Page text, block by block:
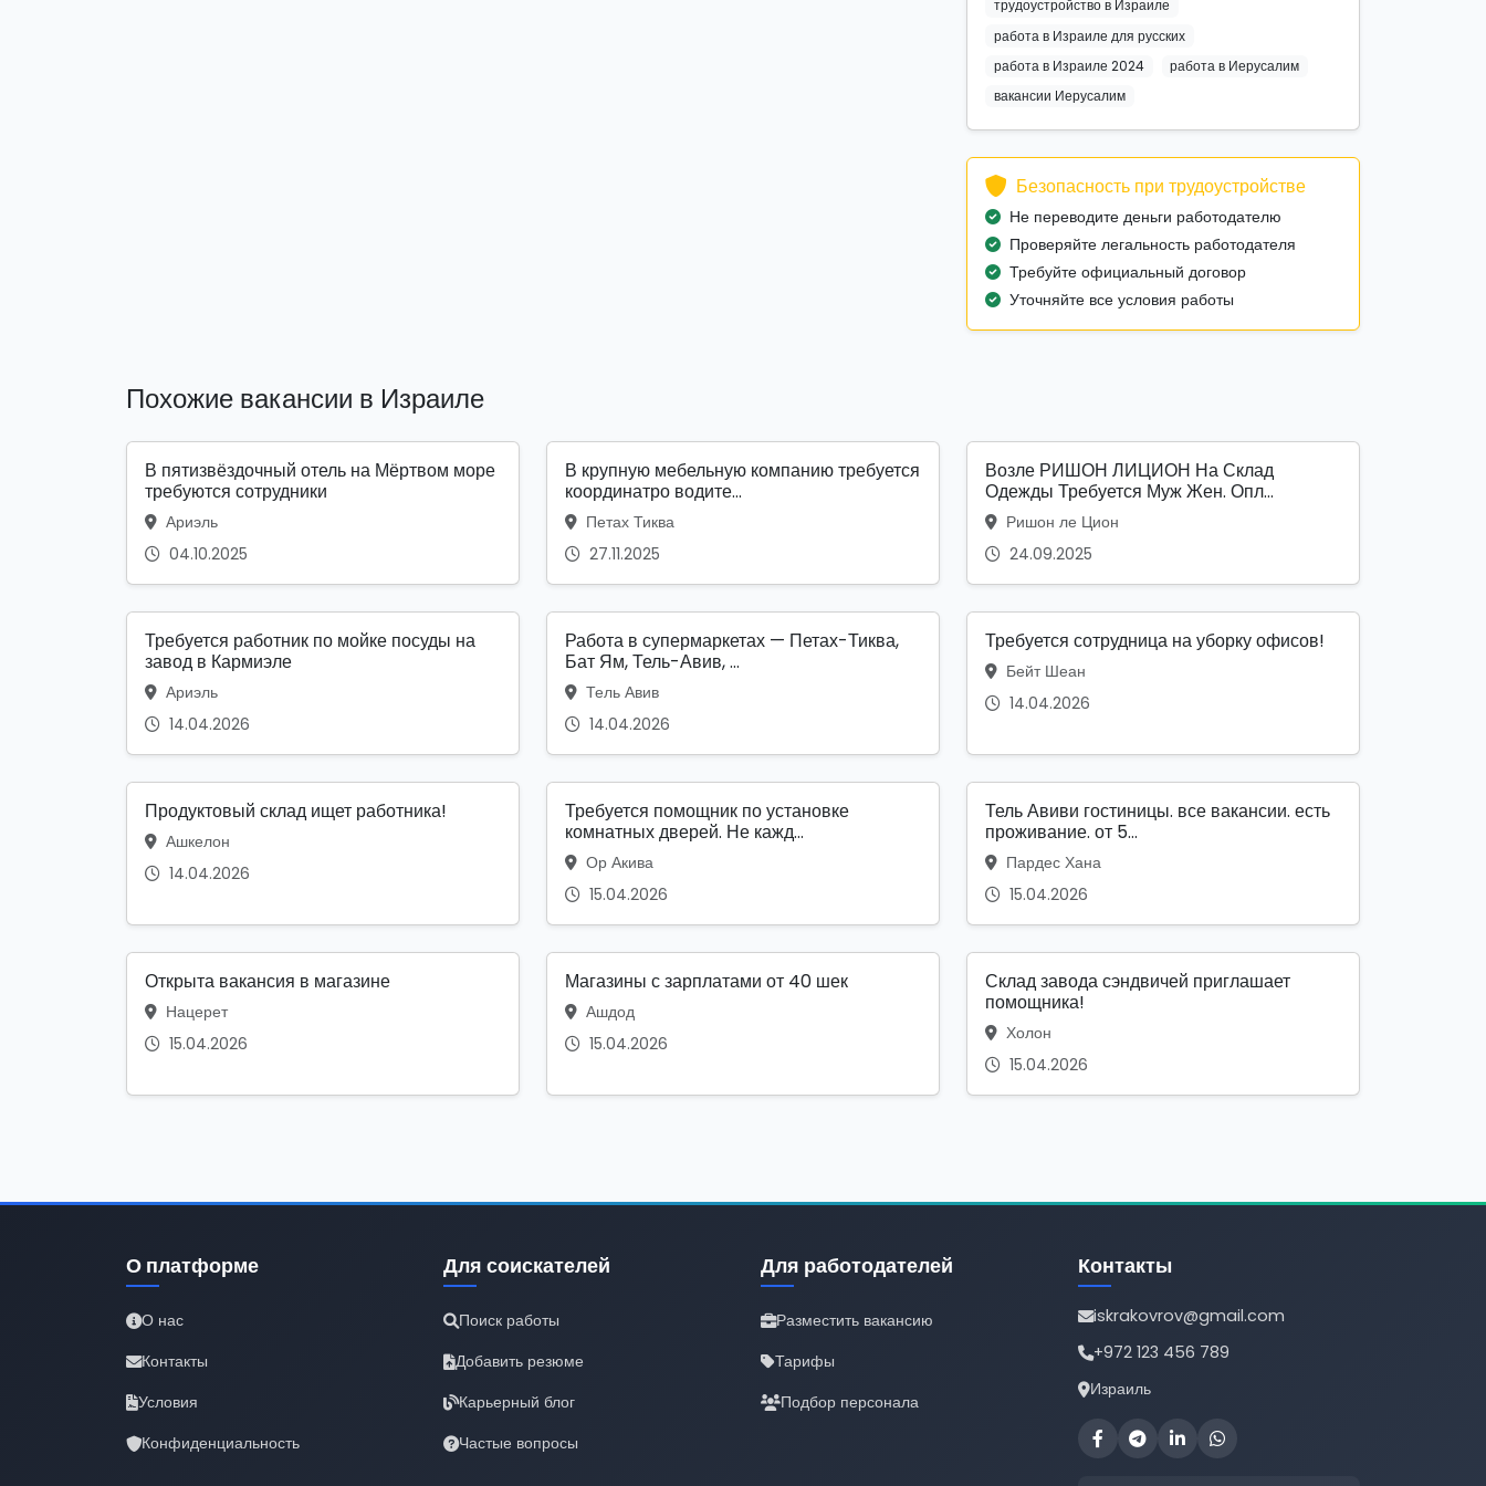
трудоустройство в Израиле
работа в Израиле для русских
работа в Израиле 2024
работа в Иерусалим
вакансии Иерусалим
Безопасность при трудоустройстве
Не переводите деньги работодателю
Проверяйте легальность работодателя
Требуйте официальный договор
Уточняйте все условия работы
Похожие вакансии в Израиле
В пятизвёздочный отель на Мёртвом море
требуются сотрудники
Ариэль
04.10.2025
В крупную мебельную компанию требуется
координатро водите...
Петах Тиква
27.11.2025
Возле РИШОН ЛИЦИОН На Склад
Одежды Требуется Муж Жен. Опл...
Ришон ле Цион
24.09.2025
Требуется работник по мойке посуды на
завод в Кармиэле
Ариэль
14.04.2026
Работа в супермаркетах — Петах-Тиква,
Бат Ям, Тель-Авив, ...
Тель Авив
14.04.2026
Требуется сотрудница на уборку офисов!
Бейт Шеан
14.04.2026
Продуктовый склад ищет работника!
Ашкелон
14.04.2026
Требуется помощник по установке
комнатных дверей. Не кажд...
Ор Акива
15.04.2026
Тель Авиви гостиницы. все вакансии. есть
проживание. от 5...
Пардес Хана
15.04.2026
Открыта вакансия в магазине
Нацерет
15.04.2026
Магазины с зарплатами от 40 шек
Ашдод
15.04.2026
Склад завода сэндвичей приглашает
помощника!
Холон
15.04.2026
О платформе
О нас
Контакты
Условия
Конфиденциальность
Для соискателей
Поиск работы
Добавить резюме
Карьерный блог
Частые вопросы
Для работодателей
Разместить вакансию
Тарифы
Подбор персонала
Контакты
iskrakovrov@gmail.com
+972 123 456 789
Израиль